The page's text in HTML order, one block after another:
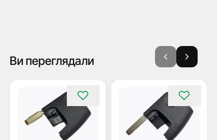
Ви переглядали